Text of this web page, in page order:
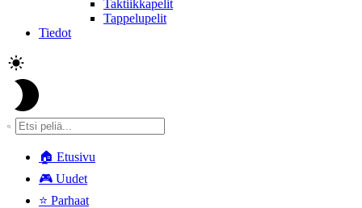
Taktiikkapelit
Tappelupelit
Tiedot
🏠 Etusivu
🎮 Uudet
⭐ Parhaat